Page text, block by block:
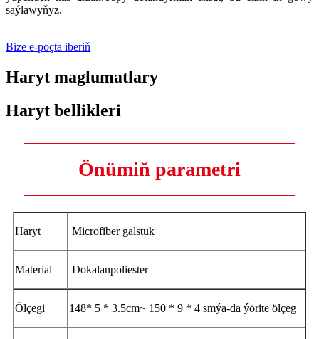
saýlawyňyz.
Bize e-poçta iberiň
Haryt maglumatlary
Haryt bellikleri
Önümiň parametri
Haryt Microfiber galstuk
Material Dokalanpoliester
Ölçegi 148* 5 * 3.5cm~ 150 * 9 * 4 smýa-da ýörite ölçeg